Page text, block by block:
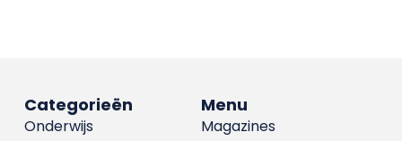
Menu
Magazines
Categorieën
Onderwijs